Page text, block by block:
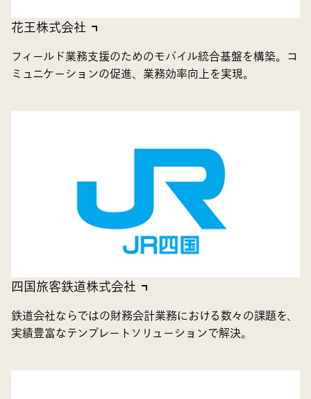
花王株式会社
フィールド業務支援のためのモバイル統合基盤を構築。コ
ミュニケーションの促進、業務効率向上を実現。
四国旅客鉄道株式会社
鉄道会社ならではの財務会計業務における数々の課題を、
実績豊富なテンプレートソリューションで解決。